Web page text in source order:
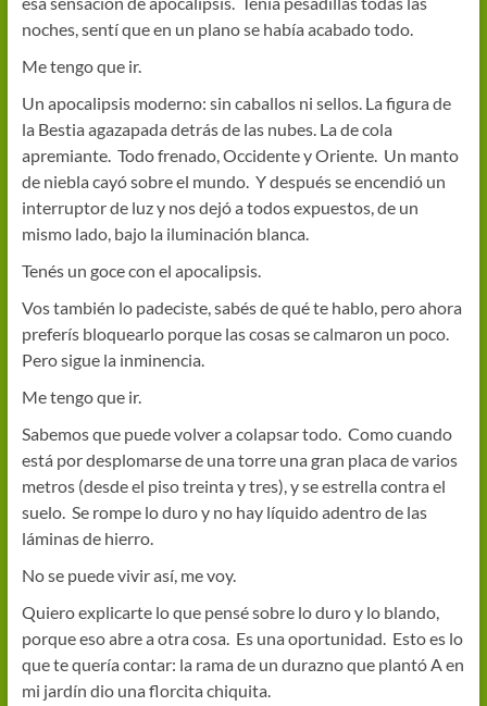
noches, sentí que en un plano se había acabado todo.
Me tengo que ir.
Un apocalipsis moderno: sin caballos ni sellos. La figura de
la Bestia agazapada detrás de las nubes. La de cola
apremiante. Todo frenado, Occidente y Oriente. Un manto
de niebla cayó sobre el mundo. Y después se encendió un
interruptor de luz y nos dejó a todos expuestos, de un
mismo lado, bajo la iluminación blanca.
Tenés un goce con el apocalipsis.
Vos también lo padeciste, sabés de qué te hablo, pero ahora
preferís bloquearlo porque las cosas se calmaron un poco.
Pero sigue la inminencia.
Me tengo que ir.
Sabemos que puede volver a colapsar todo. Como cuando
está por desplomarse de una torre una gran placa de varios
metros (desde el piso treinta y tres), y se estrella contra el
suelo. Se rompe lo duro y no hay líquido adentro de las
láminas de hierro.
No se puede vivir así, me voy.
Quiero explicarte lo que pensé sobre lo duro y lo blando,
porque eso abre a otra cosa. Es una oportunidad. Esto es lo
que te quería contar: la rama de un durazno que plantó A en
mi jardín dio una florcita chiquita.